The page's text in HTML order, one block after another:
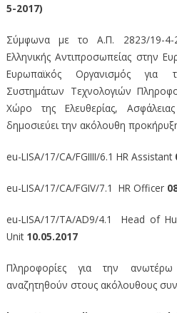
5-2017)
Σύμφωνα με το A.Π. 2823/19-4-
Ελληνικής Αντιπροσωπείας στην
Ευρωπαϊκός Οργανισμός για
Συστημάτων Τεχνολογιών
Χώρο της Ελευθερίας,
δημοσιεύει την ακόλουθη
eu-LISA/17/CA/FGΙΙΙΙ/6.1 HR Assistant
eu-LISA/17/CA/FGΙV/7.1 HR Officer
eu-LISA/17/TA/AD9/4.1 Head of
Unit 10.05.2017
Πληροφορίες για την
αναζητηθούν στους ακόλουθους